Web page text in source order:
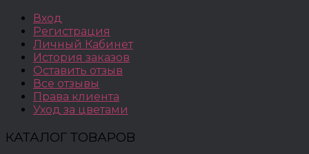
Вход
Регистрация
Личный Кабинет
История заказов
Оставить отзыв
Все отзывы
Права клиента
Уход за цветами
КАТАЛОГ ТОВАРОВ